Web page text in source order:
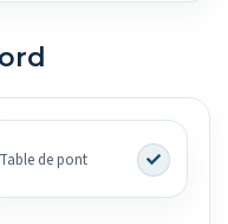
Table de pont